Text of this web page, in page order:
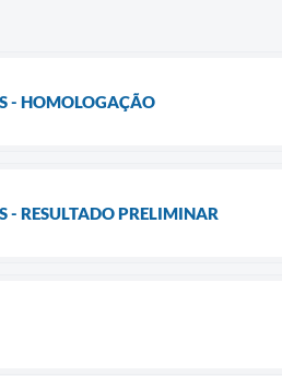
- HOMOLOGAÇÃO
- RESULTADO PRELIMINAR